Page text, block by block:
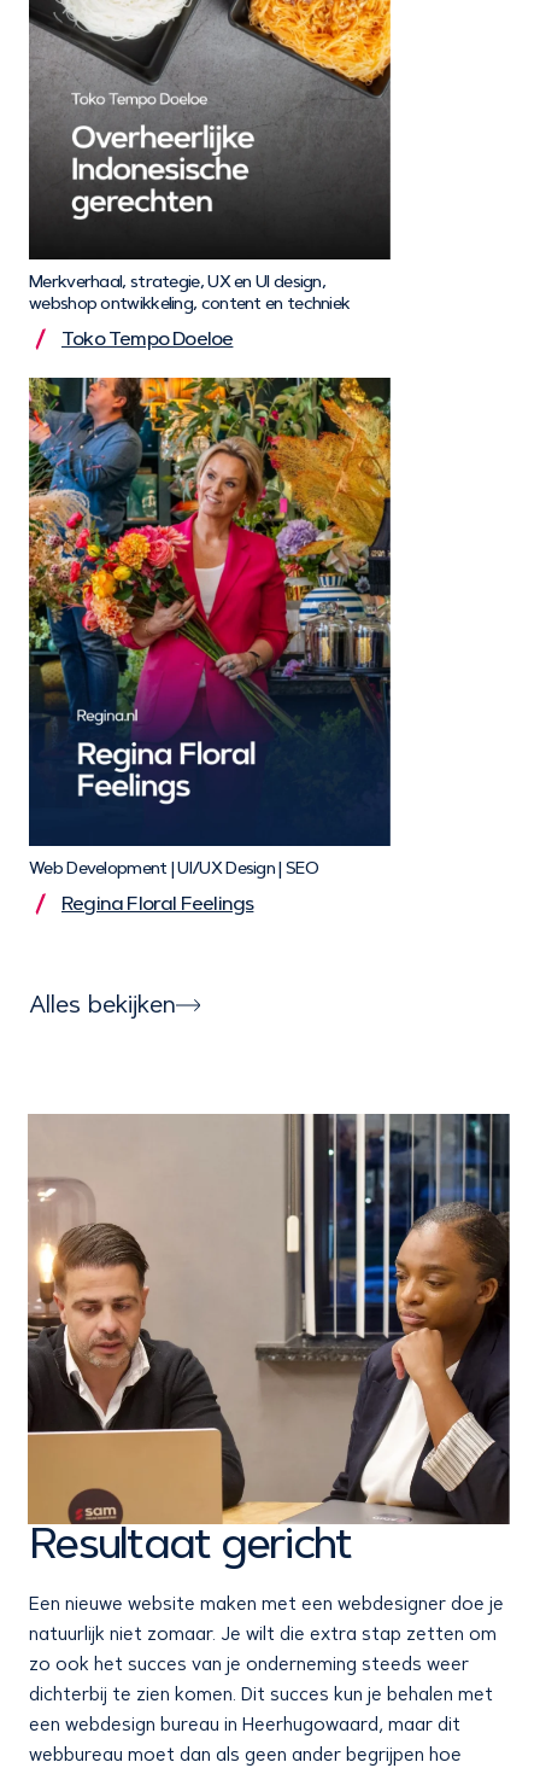
Alles bekijken
Merkverhaal, strategie, UX en UI design,
webshop ontwikkeling, content en techniek
Toko Tempo Doeloe
Web Development | UI/UX Design | SEO
Regina Floral Feelings
Resultaat gericht
Een nieuwe website maken met een webdesigner doe je
natuurlijk niet zomaar. Je wilt die extra stap zetten om
zo ook het succes van je onderneming steeds weer
dichterbij te zien komen. Dit succes kun je behalen met
een webdesign bureau in Heerhugowaard, maar dit
webbureau moet dan als geen ander begrijpen hoe